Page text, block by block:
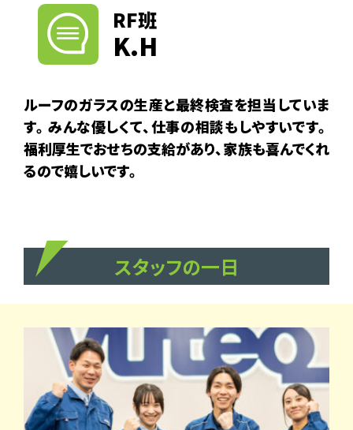
RF班
K.H
ルーフのガラスの生産と最終検査を担当していま
す。みんな優しくて、仕事の相談もしやすいです。
福利厚生でおせちの支給があり、家族も喜んでくれ
るので嬉しいです。
スタッフの一日